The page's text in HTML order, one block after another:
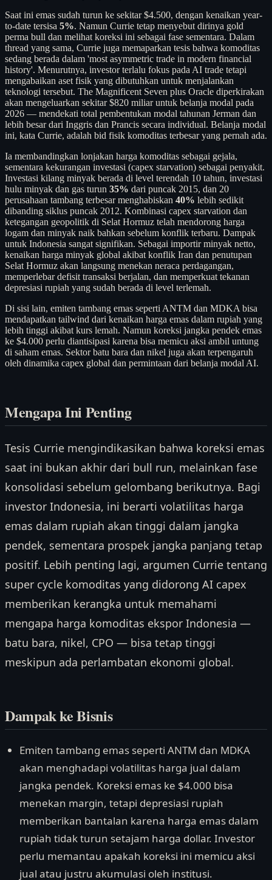
Saat ini emas sudah turun ke sekitar $4.500, dengan kenaikan year-
to-date tersisa 5%. Namun Currie tetap menyebut dirinya gold
perma bull dan melihat koreksi ini sebagai fase sementara. Dalam
thread yang sama, Currie juga memaparkan tesis bahwa komoditas
sedang berada dalam 'most asymmetric trade in modern financial
history'. Menurutnya, investor terlalu fokus pada AI trade tetapi
mengabaikan aset fisik yang dibutuhkan untuk menjalankan
teknologi tersebut. The Magnificent Seven plus Oracle diperkirakan
akan mengeluarkan sekitar $820 miliar untuk belanja modal pada
2026 — mendekati total pembentukan modal tahunan Jerman dan
lebih besar dari Inggris dan Prancis secara individual. Belanja modal
ini, kata Currie, adalah bid fisik komoditas terbesar yang pernah ada.
Ia membandingkan lonjakan harga komoditas sebagai gejala,
sementara kekurangan investasi (capex starvation) sebagai penyakit.
Investasi kilang minyak berada di level terendah 10 tahun, investasi
hulu minyak dan gas turun 35% dari puncak 2015, dan 20
perusahaan tambang terbesar menghabiskan 40% lebih sedikit
dibanding siklus puncak 2012. Kombinasi capex starvation dan
ketegangan geopolitik di Selat Hormuz telah mendorong harga
logam dan minyak naik bahkan sebelum konflik terbaru. Dampak
untuk Indonesia sangat signifikan. Sebagai importir minyak netto,
kenaikan harga minyak global akibat konflik Iran dan penutupan
Selat Hormuz akan langsung menekan neraca perdagangan,
memperlebar defisit transaksi berjalan, dan memperkuat tekanan
depresiasi rupiah yang sudah berada di level terlemah.
Di sisi lain, emiten tambang emas seperti ANTM dan MDKA bisa
mendapatkan tailwind dari kenaikan harga emas dalam rupiah yang
lebih tinggi akibat kurs lemah. Namun koreksi jangka pendek emas
ke $4.000 perlu diantisipasi karena bisa memicu aksi ambil untung
di saham emas. Sektor batu bara dan nikel juga akan terpengaruh
oleh dinamika capex global dan permintaan dari belanja modal AI.
Mengapa Ini Penting
Tesis Currie mengindikasikan bahwa koreksi emas
saat ini bukan akhir dari bull run, melainkan fase
konsolidasi sebelum gelombang berikutnya. Bagi
investor Indonesia, ini berarti volatilitas harga
emas dalam rupiah akan tinggi dalam jangka
pendek, sementara prospek jangka panjang tetap
positif. Lebih penting lagi, argumen Currie tentang
super cycle komoditas yang didorong AI capex
memberikan kerangka untuk memahami
mengapa harga komoditas ekspor Indonesia —
batu bara, nikel, CPO — bisa tetap tinggi
meskipun ada perlambatan ekonomi global.
Dampak ke Bisnis
Emiten tambang emas seperti ANTM dan MDKA
akan menghadapi volatilitas harga jual dalam
jangka pendek. Koreksi emas ke $4.000 bisa
menekan margin, tetapi depresiasi rupiah
memberikan bantalan karena harga emas dalam
rupiah tidak turun setajam harga dollar. Investor
perlu memantau apakah koreksi ini memicu aksi
jual atau justru akumulasi oleh institusi.